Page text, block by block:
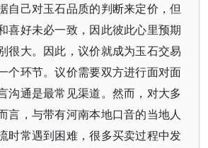
自己对玉石品质的判断来定价，但
喜好未必一致，因此彼此心里预期
很大。因此，议价就成为玉石交易
个环节。议价需要双方进行面对面
沟通是最常见渠道。然而，对大多
言，与带有河南本地口音的当地人
时常遇到困难，很多买卖过程中发